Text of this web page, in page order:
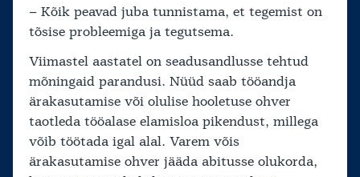
– Kõik peavad juba tunnistama, et tegemist on
tõsise probleemiga ja tegutsema.
Viimastel aastatel on seadusandlusse tehtud
mõningaid parandusi. Nüüd saab tööandja
ärakasutamise või olulise hooletuse ohver
taotleda tööalase elamisloa pikendust, millega
võib töötada igal alal. Varem võis
ärakasutamise ohver jääda abitusse olukorda,